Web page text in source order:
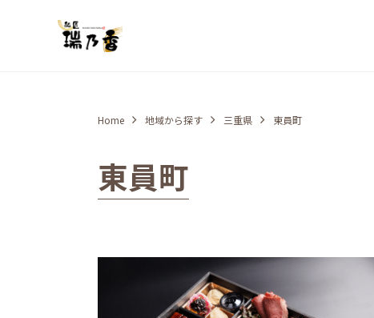
Home 地域から探す 三重県 東員町
東員町